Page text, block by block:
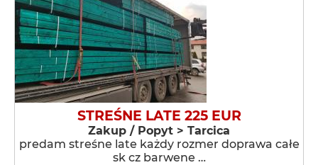
STREŚNE LATE 225 EUR
Zakup / Popyt > Tarcica
predam streśne late każdy rozmer doprawa całe
sk cz barwene …